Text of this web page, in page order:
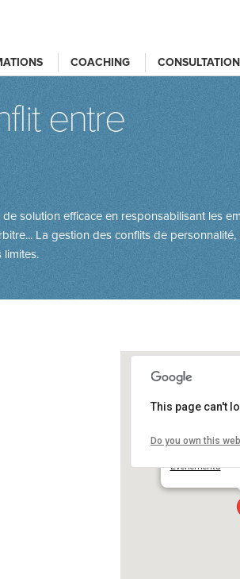
COACHING CONSULTATION
entre
solution efficace en responsabilisant les
La gestion des conflits de
COSE
Événements
This page can't
Do you own this